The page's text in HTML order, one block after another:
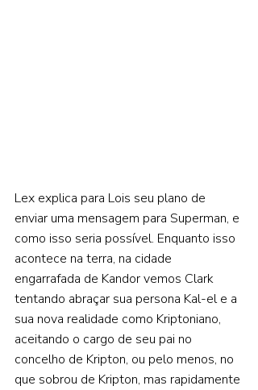
Lex explica para Lois seu plano de
enviar uma mensagem para Superman, e
como isso seria possível. Enquanto isso
acontece na terra, na cidade
engarrafada de Kandor vemos Clark
tentando abraçar sua persona Kal-el e a
sua nova realidade como Kriptoniano,
aceitando o cargo de seu pai no
concelho de Kripton, ou pelo menos, no
que sobrou de Kripton, mas rapidamente